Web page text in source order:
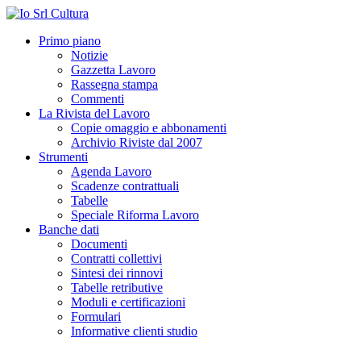
Primo piano
Notizie
Gazzetta Lavoro
Rassegna stampa
Commenti
La Rivista del Lavoro
Copie omaggio e abbonamenti
Archivio Riviste dal 2007
Strumenti
Agenda Lavoro
Scadenze contrattuali
Tabelle
Speciale Riforma Lavoro
Banche dati
Documenti
Contratti collettivi
Sintesi dei rinnovi
Tabelle retributive
Moduli e certificazioni
Formulari
Informative clienti studio